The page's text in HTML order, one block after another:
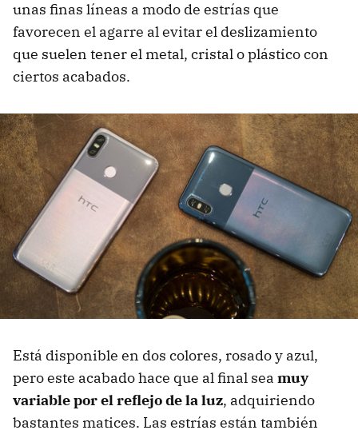
unas finas líneas a modo de estrías que
favorecen el agarre al evitar el deslizamiento
que suelen tener el metal, cristal o plástico con
ciertos acabados.
Está disponible en dos colores, rosado y azul,
pero este acabado hace que al final sea muy
variable por el reflejo de la luz, adquiriendo
bastantes matices. Las estrías están también